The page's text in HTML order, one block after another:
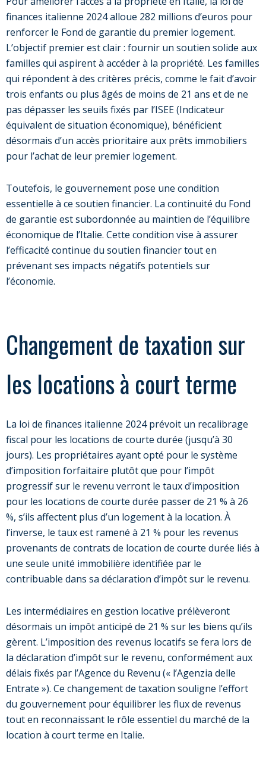
finances italienne 2024 alloue 282 millions d’euros pour
renforcer le Fond de garantie du premier logement.
L’objectif premier est clair : fournir un soutien solide aux
familles qui aspirent à accéder à la propriété. Les familles
qui répondent à des critères précis, comme le fait d’avoir
trois enfants ou plus âgés de moins de 21 ans et de ne
pas dépasser les seuils fixés par l’ISEE (Indicateur
équivalent de situation économique), bénéficient
désormais d’un accès prioritaire aux prêts immobiliers
pour l’achat de leur premier logement.
Toutefois, le gouvernement pose une condition
essentielle à ce soutien financier. La continuité du Fond
de garantie est subordonnée au maintien de l’équilibre
économique de l’Italie. Cette condition vise à assurer
l’efficacité continue du soutien financier tout en
prévenant ses impacts négatifs potentiels sur
l’économie.
Changement de taxation sur
les locations à court terme
La loi de finances italienne 2024 prévoit un recalibrage
fiscal pour les locations de courte durée (jusqu’à 30
jours). Les propriétaires ayant opté pour le système
d’imposition forfaitaire plutôt que pour l’impôt
progressif sur le revenu verront le taux d’imposition
pour les locations de courte durée passer de 21 % à 26
%, s’ils affectent plus d’un logement à la location. À
l’inverse, le taux est ramené à 21 % pour les revenus
provenants de contrats de location de courte durée liés à
une seule unité immobilière identifiée par le
contribuable dans sa déclaration d’impôt sur le revenu.
Les intermédiaires en gestion locative prélèveront
désormais un impôt anticipé de 21 % sur les biens qu’ils
gèrent. L’imposition des revenus locatifs se fera lors de
la déclaration d’impôt sur le revenu, conformément aux
délais fixés par l’Agence du Revenu (« l’Agenzia delle
Entrate »). Ce changement de taxation souligne l’effort
du gouvernement pour équilibrer les flux de revenus
tout en reconnaissant le rôle essentiel du marché de la
location à court terme en Italie.